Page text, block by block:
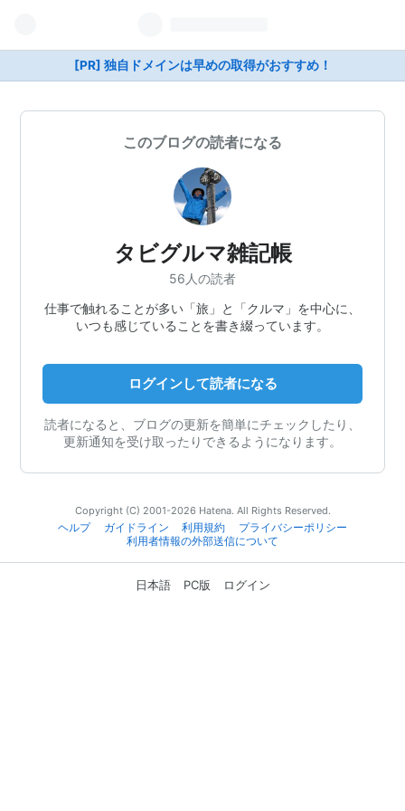
[PR] 独自ドメインは早めの取得がおすすめ！
このブログの読者になる
タビグルマ雑記帳
56人の読者
仕事で触れることが多い「旅」と「クルマ」を中心に、
いつも感じていることを書き綴っています。
ログインして読者になる
読者になると、ブログの更新を簡単にチェックしたり、
更新通知を受け取ったりできるようになります。
Copyright (C) 2001-2026 Hatena. All Rights Reserved.
ヘルプ
ガイドライン 利用規約
プライバシーポリシー
利用者情報の外部送信について
日本語 PC版 ログイン